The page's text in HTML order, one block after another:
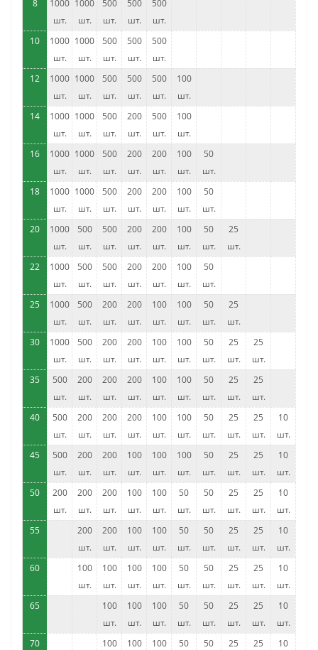
8
1000
шт.
1000
шт.
500
шт.
500
шт.
500
шт.
10
1000
шт.
1000
шт.
500
шт.
500
шт.
500
шт.
12
1000
шт.
1000
шт.
500
шт.
500
шт.
500
шт.
100
шт.
14
1000
шт.
1000
шт.
500
шт.
200
шт.
500
шт.
100
шт.
16
1000
шт.
1000
шт.
500
шт.
200
шт.
200
шт.
100
шт.
50
шт.
18
1000
шт.
1000
шт.
500
шт.
200
шт.
200
шт.
100
шт.
50
шт.
20
1000
шт.
500
шт.
500
шт.
200
шт.
200
шт.
100
шт.
50
шт.
25
шт.
22
1000
шт.
500
шт.
500
шт.
200
шт.
200
шт.
100
шт.
50
шт.
25
1000
шт.
500
шт.
200
шт.
200
шт.
100
шт.
100
шт.
50
шт.
25
шт.
30
1000
шт.
500
шт.
200
шт.
200
шт.
100
шт.
100
шт.
50
шт.
25
шт.
25
шт.
35
500
шт.
200
шт.
200
шт.
200
шт.
100
шт.
100
шт.
50
шт.
25
шт.
25
шт.
40
500
шт.
200
шт.
200
шт.
200
шт.
100
шт.
100
шт.
50
шт.
25
шт.
25
шт.
10
шт.
45
500
шт.
200
шт.
200
шт.
100
шт.
100
шт.
100
шт.
50
шт.
25
шт.
25
шт.
10
шт.
50
200
шт.
200
шт.
200
шт.
100
шт.
100
шт.
50
шт.
50
шт.
25
шт.
25
шт.
10
шт.
55
200
шт.
200
шт.
100
шт.
100
шт.
50
шт.
50
шт.
25
шт.
25
шт.
10
шт.
60
100
шт.
100
шт.
100
шт.
100
шт.
50
шт.
50
шт.
25
шт.
25
шт.
10
шт.
65
100
шт.
100
шт.
100
шт.
50
шт.
50
шт.
25
шт.
25
шт.
10
шт.
70
100
100
100
50
50
25
25
10